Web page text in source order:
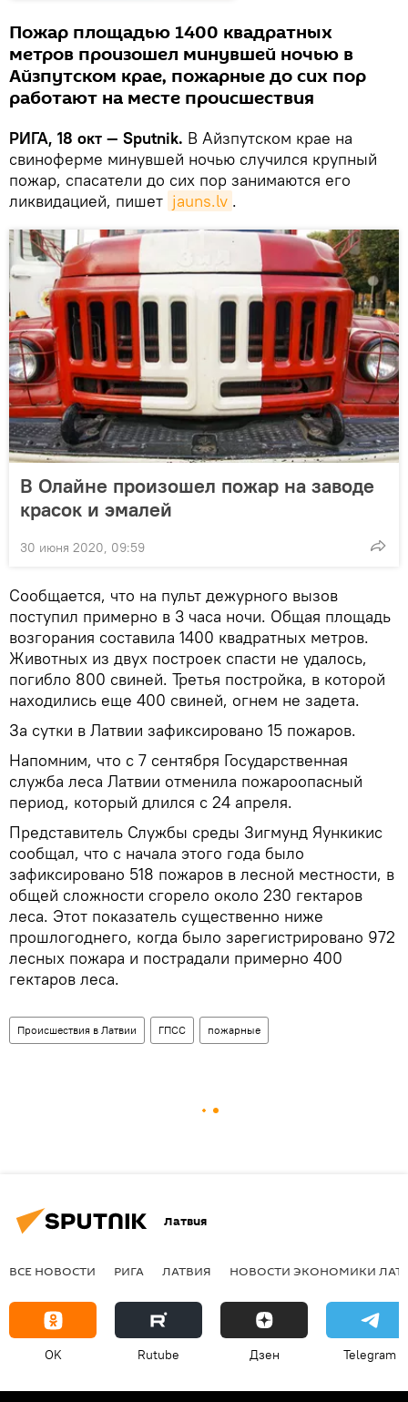
Пожар площадью 1400 квадратных
метров произошел минувшей ночью в
Айзпутском крае, пожарные до сих пор
работают на месте происшествия
РИГА, 18 окт — Sputnik. В Айзпутском крае на
свиноферме минувшей ночью случился крупный
пожар, спасатели до сих пор занимаются его
ликвидацией, пишет jauns.lv .
В Олайне произошел пожар на заводе
красок и эмалей
30 июня 2020, 09:59
Сообщается, что на пульт дежурного вызов
поступил примерно в 3 часа ночи. Общая площадь
возгорания составила 1400 квадратных метров.
Животных из двух построек спасти не удалось,
погибло 800 свиней. Третья постройка, в которой
находились еще 400 свиней, огнем не задета.
За сутки в Латвии зафиксировано 15 пожаров.
Напомним, что с 7 сентября Государственная
служба леса Латвии отменила пожароопасный
период, который длился с 24 апреля.
Представитель Службы среды Зигмунд Яункикис
сообщал, что с начала этого года было
зафиксировано 518 пожаров в лесной местности, в
общей сложности сгорело около 230 гектаров
леса. Этот показатель существенно ниже
прошлогоднего, когда было зарегистрировано 972
лесных пожара и пострадали примерно 400
гектаров леса.
Происшествия в Латвии ГПСС пожарные
Латвия
ВСЕ НОВОСТИ РИГА ЛАТВИЯ НОВОСТИ ЭКОНОМИКИ
OK Rutube Дзен Telegram